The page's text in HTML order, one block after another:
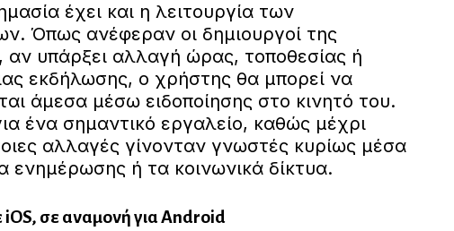
έχει και η λειτουργία των
Όπως ανέφεραν οι δημιουργοί της
αν υπάρξει αλλαγή ώρας, τοποθεσίας ή
εκδήλωσης, ο χρήστης θα μπορεί να
άμεσα μέσω ειδοποίησης στο κινητό του.
ένα σημαντικό εργαλείο, καθώς μέχρι
αλλαγές γίνονταν γνωστές κυρίως μέσα
ενημέρωσης ή τα κοινωνικά δίκτυα.
iOS, σε αναμονή για Android